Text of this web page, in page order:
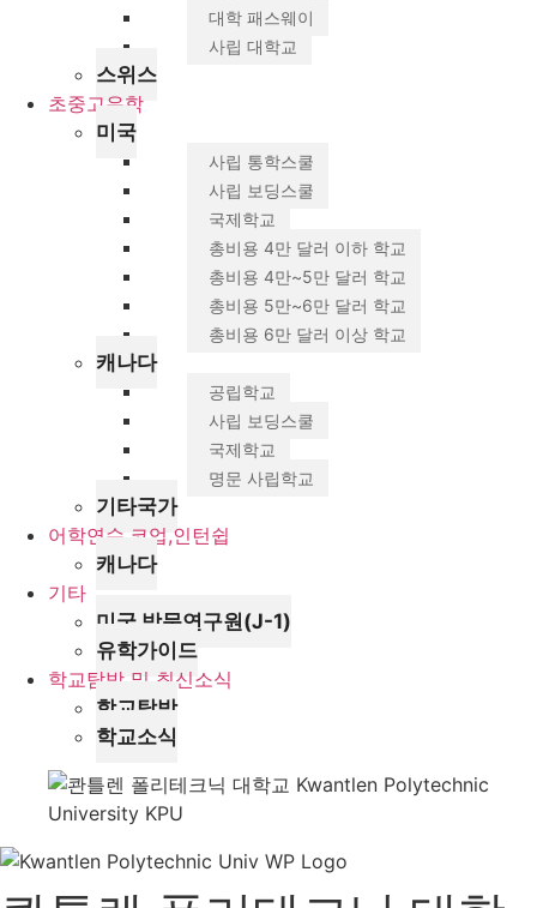
대학 패스웨이
사립 대학교
스위스
초중고유학
미국
사립 통학스쿨
사립 보딩스쿨
국제학교
총비용 4만 달러 이하 학교
총비용 4만~5만 달러 학교
총비용 5만~6만 달러 학교
총비용 6만 달러 이상 학교
캐나다
공립학교
사립 보딩스쿨
국제학교
명문 사립학교
기타국가
어학연수,코업,인턴쉽
캐나다
기타
미국 방문연구원(J-1)
유학가이드
학교탐방 및 최신소식
학교탐방
학교소식